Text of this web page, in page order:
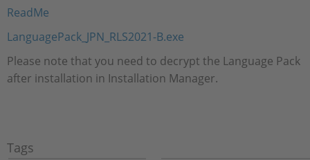
ReadMe
LanguagePack_JPN_RLS2021-B.exe​​​​​​​
Please note that you need to decrypt the Language Pack
after installation in Installation Manager.
Tags